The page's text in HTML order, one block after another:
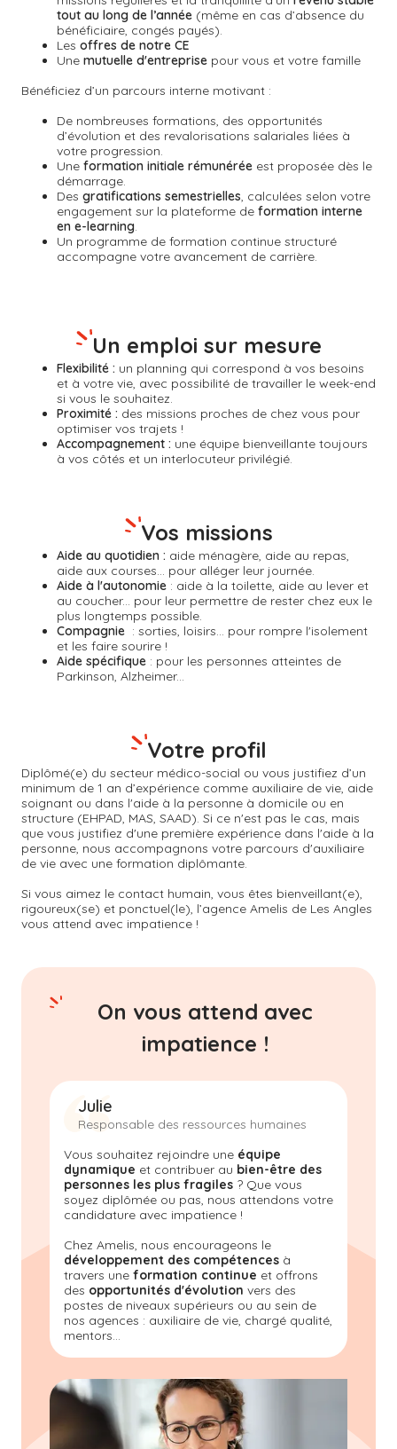
tout au long de l’année (même en cas d’absence du
bénéficiaire, congés payés).
Les offres de notre CE
Une mutuelle d'entreprise pour vous et votre famille
Bénéficiez d’un parcours interne motivant :
De nombreuses formations, des opportunités
d’évolution et des revalorisations salariales liées à
votre progression.
Une formation initiale rémunérée est proposée dès le
démarrage.
Des gratifications semestrielles, calculées selon votre
engagement sur la plateforme de formation interne
en e-learning.
Un programme de formation continue structuré
accompagne votre avancement de carrière.
Flexibilité : un planning qui correspond à vos besoins
et à votre vie, avec possibilité de travailler le week-end
si vous le souhaitez.
Proximité : des missions proches de chez vous pour
optimiser vos trajets !
Accompagnement : une équipe bienveillante toujours
à vos côtés et un interlocuteur privilégié.
Un emploi sur mesure
Aide au quotidien : aide ménagère, aide au repas,
aide aux courses... pour alléger leur journée.
Aide à l'autonomie : aide à la toilette, aide au lever et
au coucher... pour leur permettre de rester chez eux le
plus longtemps possible.
Compagnie : sorties, loisirs... pour rompre l'isolement
et les faire sourire !
Aide spécifique : pour les personnes atteintes de
Parkinson, Alzheimer...
Vos missions
Diplômé(e) du secteur médico-social ou vous justifiez d’un
minimum de 1 an d’expérience comme auxiliaire de vie, aide
soignant ou dans l'aide à la personne à domicile ou en
structure (EHPAD, MAS, SAAD). Si ce n'est pas le cas, mais
que vous justifiez d'une première expérience dans l'aide à la
personne, nous accompagnons votre parcours d'auxiliaire
de vie avec une formation diplômante.
Si vous aimez le contact humain, vous êtes bienveillant(e),
rigoureux(se) et ponctuel(le), l’agence Amelis de Les Angles
vous attend avec impatience !
Votre profil
On vous attend avec
impatience !
Julie
Responsable des ressources humaines
Vous souhaitez rejoindre une équipe
dynamique et contribuer au bien-être des
personnes les plus fragiles ? Que vous
soyez diplômée ou pas, nous attendons votre
candidature avec impatience !
Chez Amelis, nous encourageons le
développement des compétences à
travers une formation continue et offrons
des opportunités d'évolution vers des
postes de niveaux supérieurs ou au sein de
nos agences : auxiliaire de vie, chargé qualité,
mentors...